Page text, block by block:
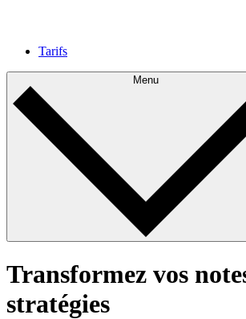
Tarifs
Menu
Transformez vos
stratégies